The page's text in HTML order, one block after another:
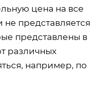
цена на все
не представляется
представлены в
различных
например, по